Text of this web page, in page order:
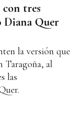
tres
Diana Quer
la versión que
Taragoña, al
las